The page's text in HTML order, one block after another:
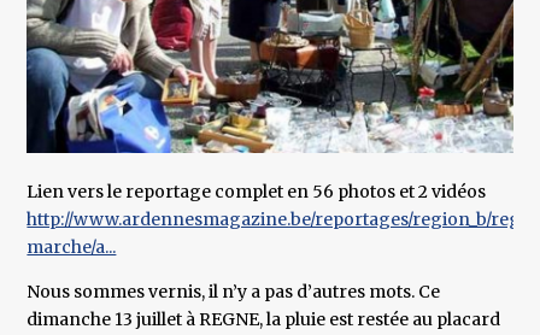
Lien vers le reportage complet en 56 photos et 2 vidéos
http://www.ardennesmagazine.be/reportages/region_b/
marche/a...
Nous sommes vernis, il n’y a pas d’autres mots. Ce
dimanche 13 juillet à REGNE, la pluie est restée au placard